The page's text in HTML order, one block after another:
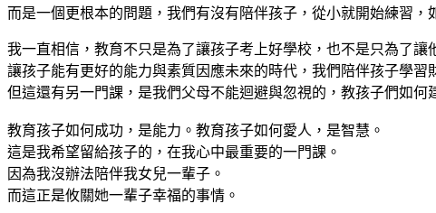
而是一個更根本的問題，我們有沒有陪伴孩子，從小就開始練習
我一直相信，教育不只是為了讓孩子考上好學校，也不是只為了
讓孩子能有更好的能力與素質因應未來的時代，我們陪伴孩子學習
但這還有另一門課，是我們父母不能迴避與忽視的，教孩子們如
教育孩子如何成功，是能力。教育孩子如何愛人，是智慧。
這是我希望留給孩子的，在我心中最重要的一門課。
因為我沒辦法陪伴我女兒一輩子。
而這正是攸關她一輩子幸福的事情。